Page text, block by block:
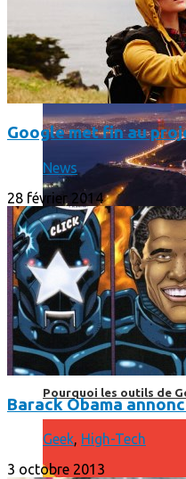
Faut-il encore
Print’Minute
Print'Minute
Pourquoi les outils de
Google met fin au
News
28 février 2014
Barack Obama
Geek, High-Tech
3 octobre 2013